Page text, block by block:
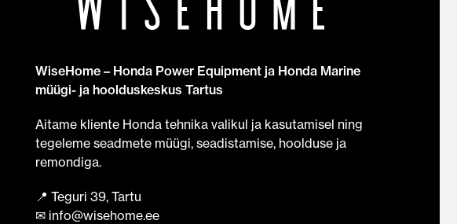
WiseHome – Honda Power Equipment ja Honda Marine
müügi- ja hoolduskeskus Tartus
Aitame kliente Honda tehnika valikul ja kasutamisel ning
tegeleme seadmete müügi, seadistamise, hoolduse ja
remondiga.
📍 Teguri 39, Tartu
✉ info@wisehome.ee